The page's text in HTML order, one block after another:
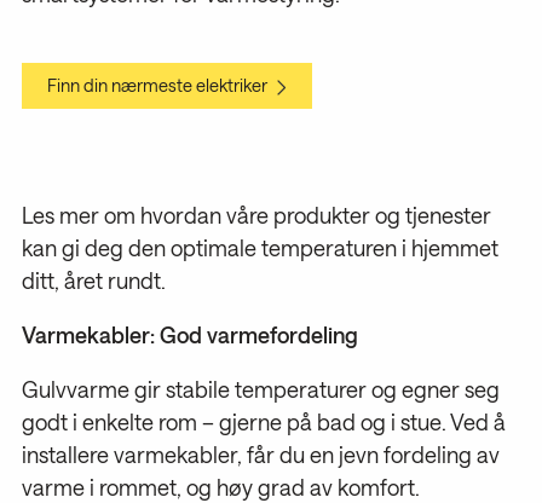
Finn din nærmeste elektriker
Les mer om hvordan våre produkter og tjenester
kan gi deg den optimale temperaturen i hjemmet
ditt, året rundt.
Varmekabler: God varmefordeling
Gulvvarme gir stabile temperaturer og egner seg
godt i enkelte rom – gjerne på bad og i stue. Ved å
installere varmekabler, får du en jevn fordeling av
varme i rommet, og høy grad av komfort.